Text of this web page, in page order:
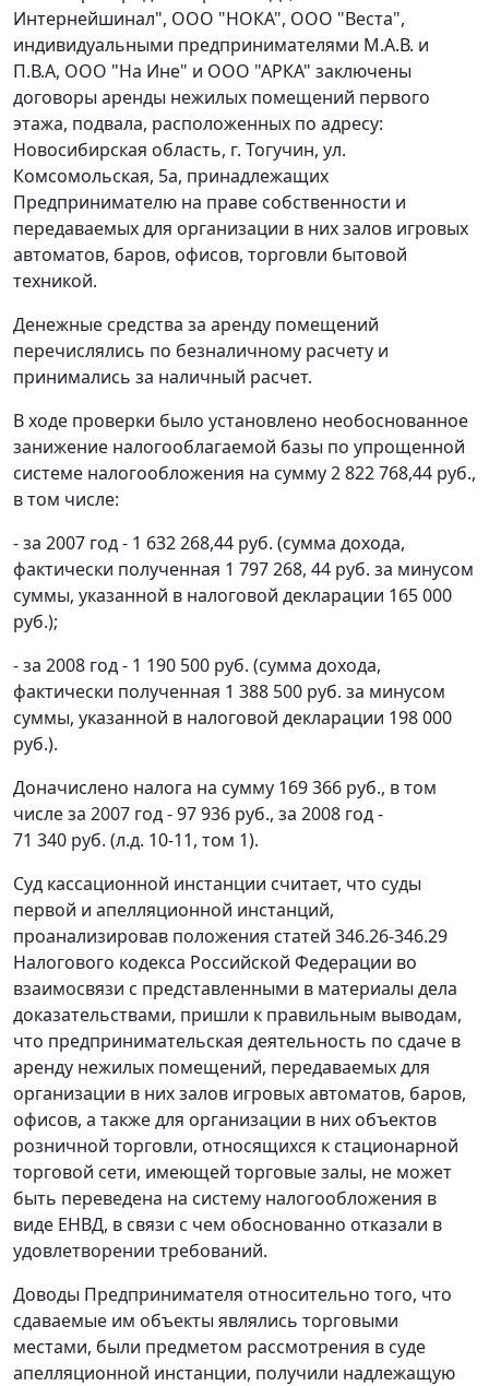
Интернейшинал", ООО "НОКА", ООО "Веста",
индивидуальными предпринимателями М.А.В. и
П.В.А, ООО "На Ине" и ООО "АРКА" заключены
договоры аренды нежилых помещений первого
этажа, подвала, расположенных по адресу:
Новосибирская область, г. Тогучин, ул.
Комсомольская, 5а, принадлежащих
Предпринимателю на праве собственности и
передаваемых для организации в них залов игровых
автоматов, баров, офисов, торговли бытовой
техникой.
Денежные средства за аренду помещений
перечислялись по безналичному расчету и
принимались за наличный расчет.
В ходе проверки было установлено необоснованное
занижение налогооблагаемой базы по упрощенной
системе налогообложения на сумму 2 822 768,44 руб.,
в том числе:
- за 2007 год - 1 632 268,44 руб. (сумма дохода,
фактически полученная 1 797 268, 44 руб. за минусом
суммы, указанной в налоговой декларации 165 000
руб.);
- за 2008 год - 1 190 500 руб. (сумма дохода,
фактически полученная 1 388 500 руб. за минусом
суммы, указанной в налоговой декларации 198 000
руб.).
Доначислено налога на сумму 169 366 руб., в том
числе за 2007 год - 97 936 руб., за 2008 год -
71 340 руб. (л.д. 10-11, том 1).
Суд кассационной инстанции считает, что суды
первой и апелляционной инстанций,
проанализировав положения статей 346.26-346.29
Налогового кодекса Российской Федерации во
взаимосвязи с представленными в материалы дела
доказательствами, пришли к правильным выводам,
что предпринимательская деятельность по сдаче в
аренду нежилых помещений, передаваемых для
организации в них залов игровых автоматов, баров,
офисов, а также для организации в них объектов
розничной торговли, относящихся к стационарной
торговой сети, имеющей торговые залы, не может
быть переведена на систему налогообложения в
виде ЕНВД, в связи с чем обоснованно отказали в
удовлетворении требований.
Доводы Предпринимателя относительно того, что
сдаваемые им объекты являлись торговыми
местами, были предметом рассмотрения в суде
апелляционной инстанции, получили надлежащую